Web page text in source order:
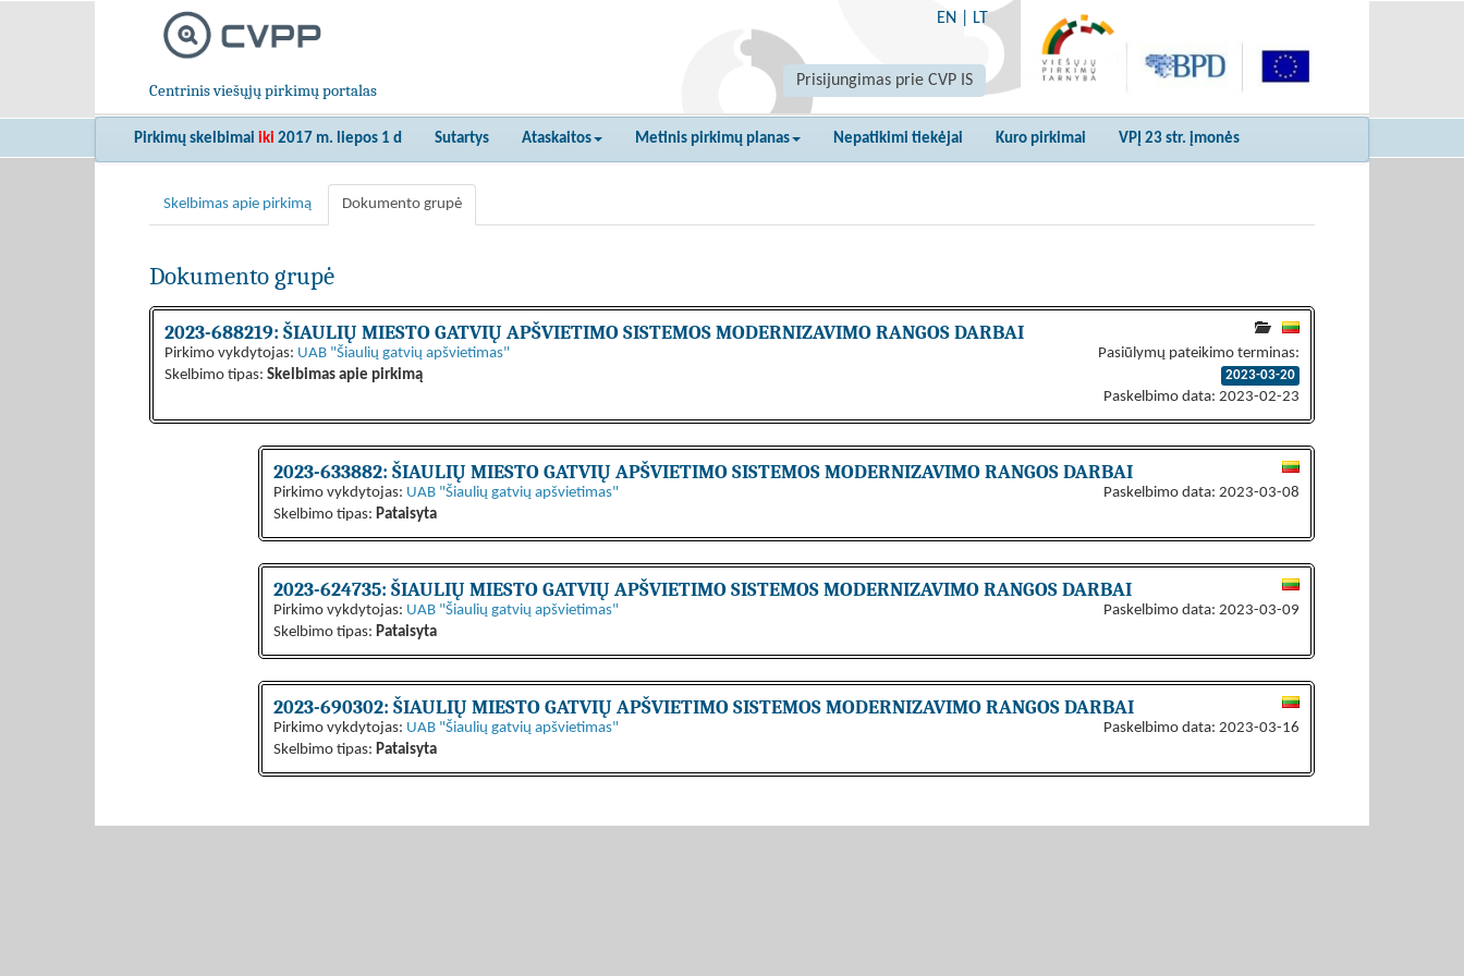
Centrinis viešųjų pirkimų portalas
EN LT
Prisijungimas prie CVP IS
Pirkimų skelbimai iki 2017 m. liepos 1 d Sutartys Ataskaitos Metinis pirkimų planas Nepatikimi tiekėjai Kuro pirkimai VPĮ 23 str. įmonės
Skelbimas apie pirkimą Dokumento grupė
Dokumento grupė
2023-688219: ŠIAULIŲ MIESTO GATVIŲ APŠVIETIMO SISTEMOS MODERNIZAVIMO RANGOS DARBAI
Pirkimo vykdytojas: UAB "Šiaulių gatvių apšvietimas"
Skelbimo tipas: Skelbimas apie pirkimą
Pasiūlymų pateikimo terminas:
2023-03-20
Paskelbimo data: 2023-02-23
2023-633882: ŠIAULIŲ MIESTO GATVIŲ APŠVIETIMO SISTEMOS MODERNIZAVIMO RANGOS DARBAI
Pirkimo vykdytojas: UAB "Šiaulių gatvių apšvietimas"
Skelbimo tipas: Pataisyta
Paskelbimo data: 2023-03-08
2023-624735: ŠIAULIŲ MIESTO GATVIŲ APŠVIETIMO SISTEMOS MODERNIZAVIMO RANGOS DARBAI
Pirkimo vykdytojas: UAB "Šiaulių gatvių apšvietimas"
Skelbimo tipas: Pataisyta
Paskelbimo data: 2023-03-09
2023-690302: ŠIAULIŲ MIESTO GATVIŲ APŠVIETIMO SISTEMOS MODERNIZAVIMO RANGOS DARBAI
Pirkimo vykdytojas: UAB "Šiaulių gatvių apšvietimas"
Skelbimo tipas: Pataisyta
Paskelbimo data: 2023-03-16